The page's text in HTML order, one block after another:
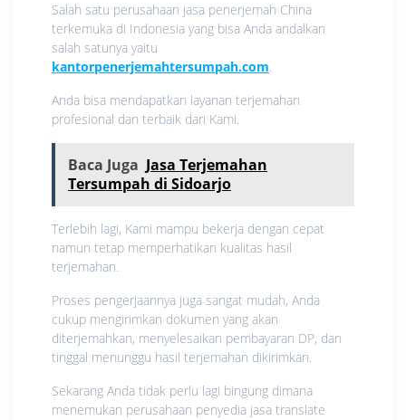
Salah satu perusahaan jasa penerjemah China
terkemuka di Indonesia yang bisa Anda andalkan
salah satunya yaitu
kantorpenerjemahtersumpah.com.
Anda bisa mendapatkan layanan terjemahan
profesional dan terbaik dari Kami.
Baca Juga Jasa Terjemahan
Tersumpah di Sidoarjo
Terlebih lagi, Kami mampu bekerja dengan cepat
namun tetap memperhatikan kualitas hasil
terjemahan.
Proses pengerjaannya juga sangat mudah, Anda
cukup mengirimkan dokumen yang akan
diterjemahkan, menyelesaikan pembayaran DP, dan
tinggal menunggu hasil terjemahan dikirimkan.
Sekarang Anda tidak perlu lagi bingung dimana
menemukan perusahaan penyedia jasa translate